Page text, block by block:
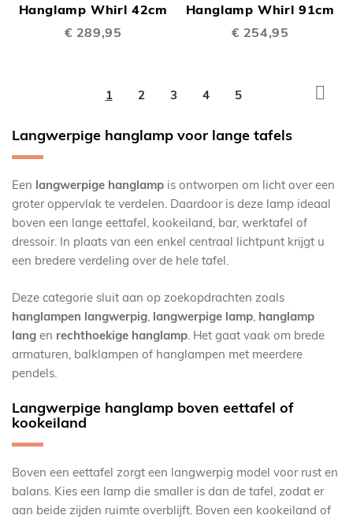
Hanglamp Whirl 42cm
€ 289,95
Hanglamp Whirl 91cm
€ 254,95
Pagina
U
momenteel
1 Pagina
2 Pagina
3 Pagina
4 Pagina
5
Langwerpige hanglamp voor lange tafels
Een langwerpige hanglamp is ontworpen om licht over een
groter oppervlak te verdelen. Daardoor is deze lamp ideaal
boven een lange eettafel, kookeiland, bar, werktafel of
dressoir. In plaats van een enkel centraal lichtpunt krijgt u
een bredere verdeling over de hele tafel.
Deze categorie sluit aan op zoekopdrachten zoals
hanglampen langwerpig, langwerpige lamp, hanglamp
lang en rechthoekige hanglamp. Het gaat vaak om brede
armaturen, balklampen of hanglampen met meerdere
pendels.
Langwerpige hanglamp boven eettafel of
kookeiland
Boven een eettafel zorgt een langwerpig model voor rust en
balans. Kies een lamp die smaller is dan de tafel, zodat er
aan beide zijden ruimte overblijft. Boven een kookeiland of